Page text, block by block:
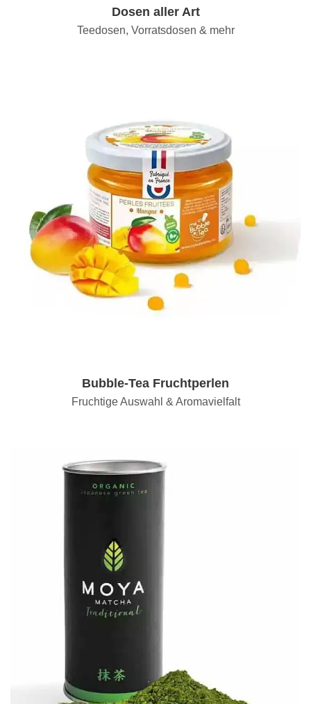
Dosen aller Art
Teedosen, Vorratsdosen & mehr
Bubble-Tea Fruchtperlen
Fruchtige Auswahl & Aromavielfalt